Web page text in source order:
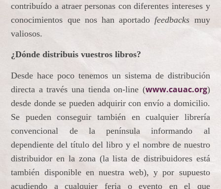
contribuído a atraer personas con diferentes intereses y
conocimientos que nos han aportado feedbacks muy
valiosos.
¿Dónde distribuis vuestros libros?
Desde hace poco tenemos un sistema de distribución
directa a través una tienda on-line (www.cauac.org)
desde donde se pueden adquirir con envío a domicilio.
Se pueden conseguir también en cualquier librería
convencional de la península informando al
dependiente del título del libro y el nombre de nuestro
distribuidor en la zona (la lista de distribuidores está
también disponible en nuestra web), y por supuesto
acudiendo a cualquier feria o evento en el que